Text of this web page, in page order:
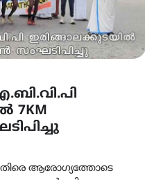
7KM
ആരോഗ്യത്തോടെ